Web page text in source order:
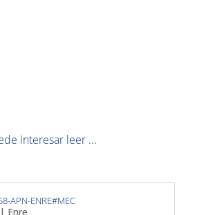
interesar leer ...
APN-ENRE#MEC
| Enre